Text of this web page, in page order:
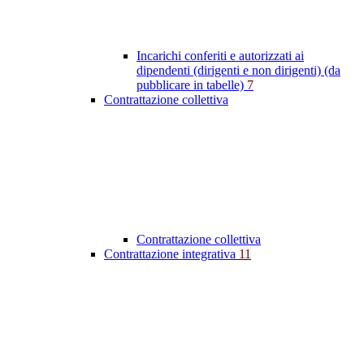
Incarichi conferiti e autorizzati ai
dipendenti (dirigenti e non dirigenti) (da
pubblicare in tabelle) 7
Contrattazione collettiva
Contrattazione collettiva
Contrattazione integrativa 11